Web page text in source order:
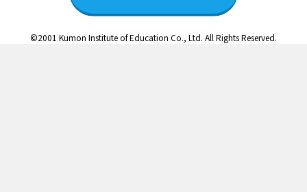
©2001 Kumon Institute of Education Co., Ltd. All Rights Reserved.